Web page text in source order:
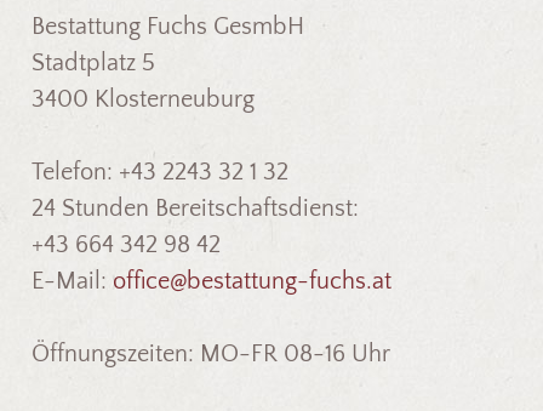
Bestattung Fuchs GesmbH
Stadtplatz 5
3400 Klosterneuburg
Telefon: +43 2243 32 1 32
24 Stunden Bereitschaftsdienst:
+43 664 342 98 42
E-Mail: office@bestattung-fuchs.at
Öffnungszeiten: MO-FR 08-16 Uhr